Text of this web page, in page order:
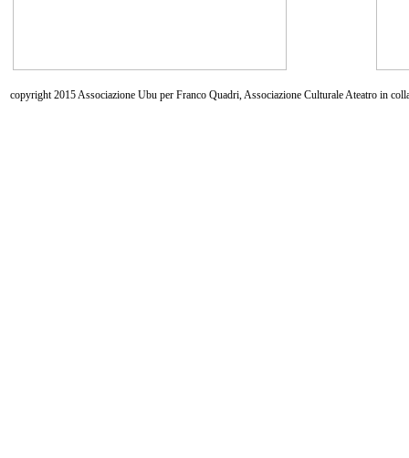
copyright 2015 Associazione Ubu per Franco Quadri, Associazione Culturale Ateatro in